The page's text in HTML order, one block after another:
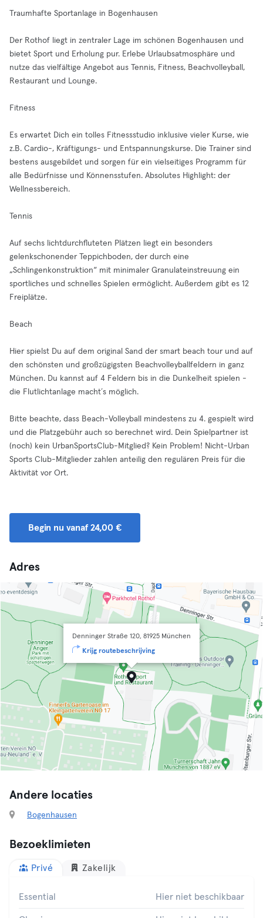
Traumhafte Sportanlage in Bogenhausen
Der Rothof liegt in zentraler Lage im schönen Bogenhausen und
bietet Sport und Erholung pur. Erlebe Urlaubsatmosphäre und
nutze das vielfältige Angebot aus Tennis, Fitness, Beachvolleyball,
Restaurant und Lounge.
Fitness
Es erwartet Dich ein tolles Fitnessstudio inklusive vieler Kurse, wie
z.B. Cardio-, Kräftigungs- und Entspannungskurse. Die Trainer sind
bestens ausgebildet und sorgen für ein vielseitiges Programm für
alle Bedürfnisse und Könnensstufen. Absolutes Highlight: der
Wellnessbereich.
Tennis
Auf sechs lichtdurchfluteten Plätzen liegt ein besonders
gelenkschonender Teppichboden, der durch eine
„Schlingenkonstruktion“ mit minimaler Granulateinstreuung ein
sportliches und schnelles Spielen ermöglicht. Außerdem gibt es 12
Freiplätze.
Beach
Hier spielst Du auf dem original Sand der smart beach tour und auf
den schönsten und großzügigsten Beachvolleyballfeldern in ganz
München. Du kannst auf 4 Feldern bis in die Dunkelheit spielen -
die Flutlichtanlage macht´s möglich.
Bitte beachte, dass Beach-Volleyball mindestens zu 4. gespielt wird
und die Platzgebühr auch so berechnet wird. Dein Spielpartner ist
(noch) kein UrbanSportsClub-Mitglied? Kein Problem! Nicht-Urban
Sports Club-Mitglieder zahlen anteilig den regulären Preis für die
Aktivität vor Ort.
Begin nu vanaf 24,00 €
Adres
Denninger Straße 120, 81925 München
Krijg routebeschrijving
Andere locaties
Bogenhausen
Bezoeklimieten
Privé Zakelijk
Essential Hier niet beschikbaar